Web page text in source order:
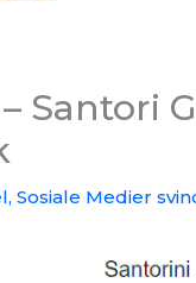
Santori
,Sosiale Medier